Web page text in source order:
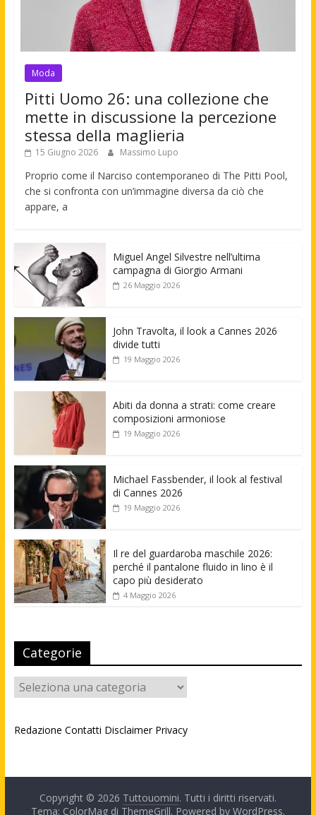
Moda
Pitti Uomo 26: una collezione che
mette in discussione la percezione
stessa della maglieria
15 Giugno 2026 Massimo Lupo
Proprio come il Narciso contemporaneo di The Pitti Pool,
che si confronta con un’immagine diversa da ciò che
appare, a
Miguel Angel Silvestre nell’ultima
campagna di Giorgio Armani
26 Maggio 2026
John Travolta, il look a Cannes 2026
divide tutti
19 Maggio 2026
Abiti da donna a strati: come creare
composizioni armoniose
19 Maggio 2026
Michael Fassbender, il look al festival
di Cannes 2026
19 Maggio 2026
Il re del guardaroba maschile 2026:
perché il pantalone fluido in lino è il
capo più desiderato
4 Maggio 2026
Categorie
Categorie
Redazione Contatti Disclaimer Privacy
Copyright © 2026 Tuttouomini. Tutti i diritti riservati.
Tema: ColorMag di ThemeGrill. Powered by WordPress.